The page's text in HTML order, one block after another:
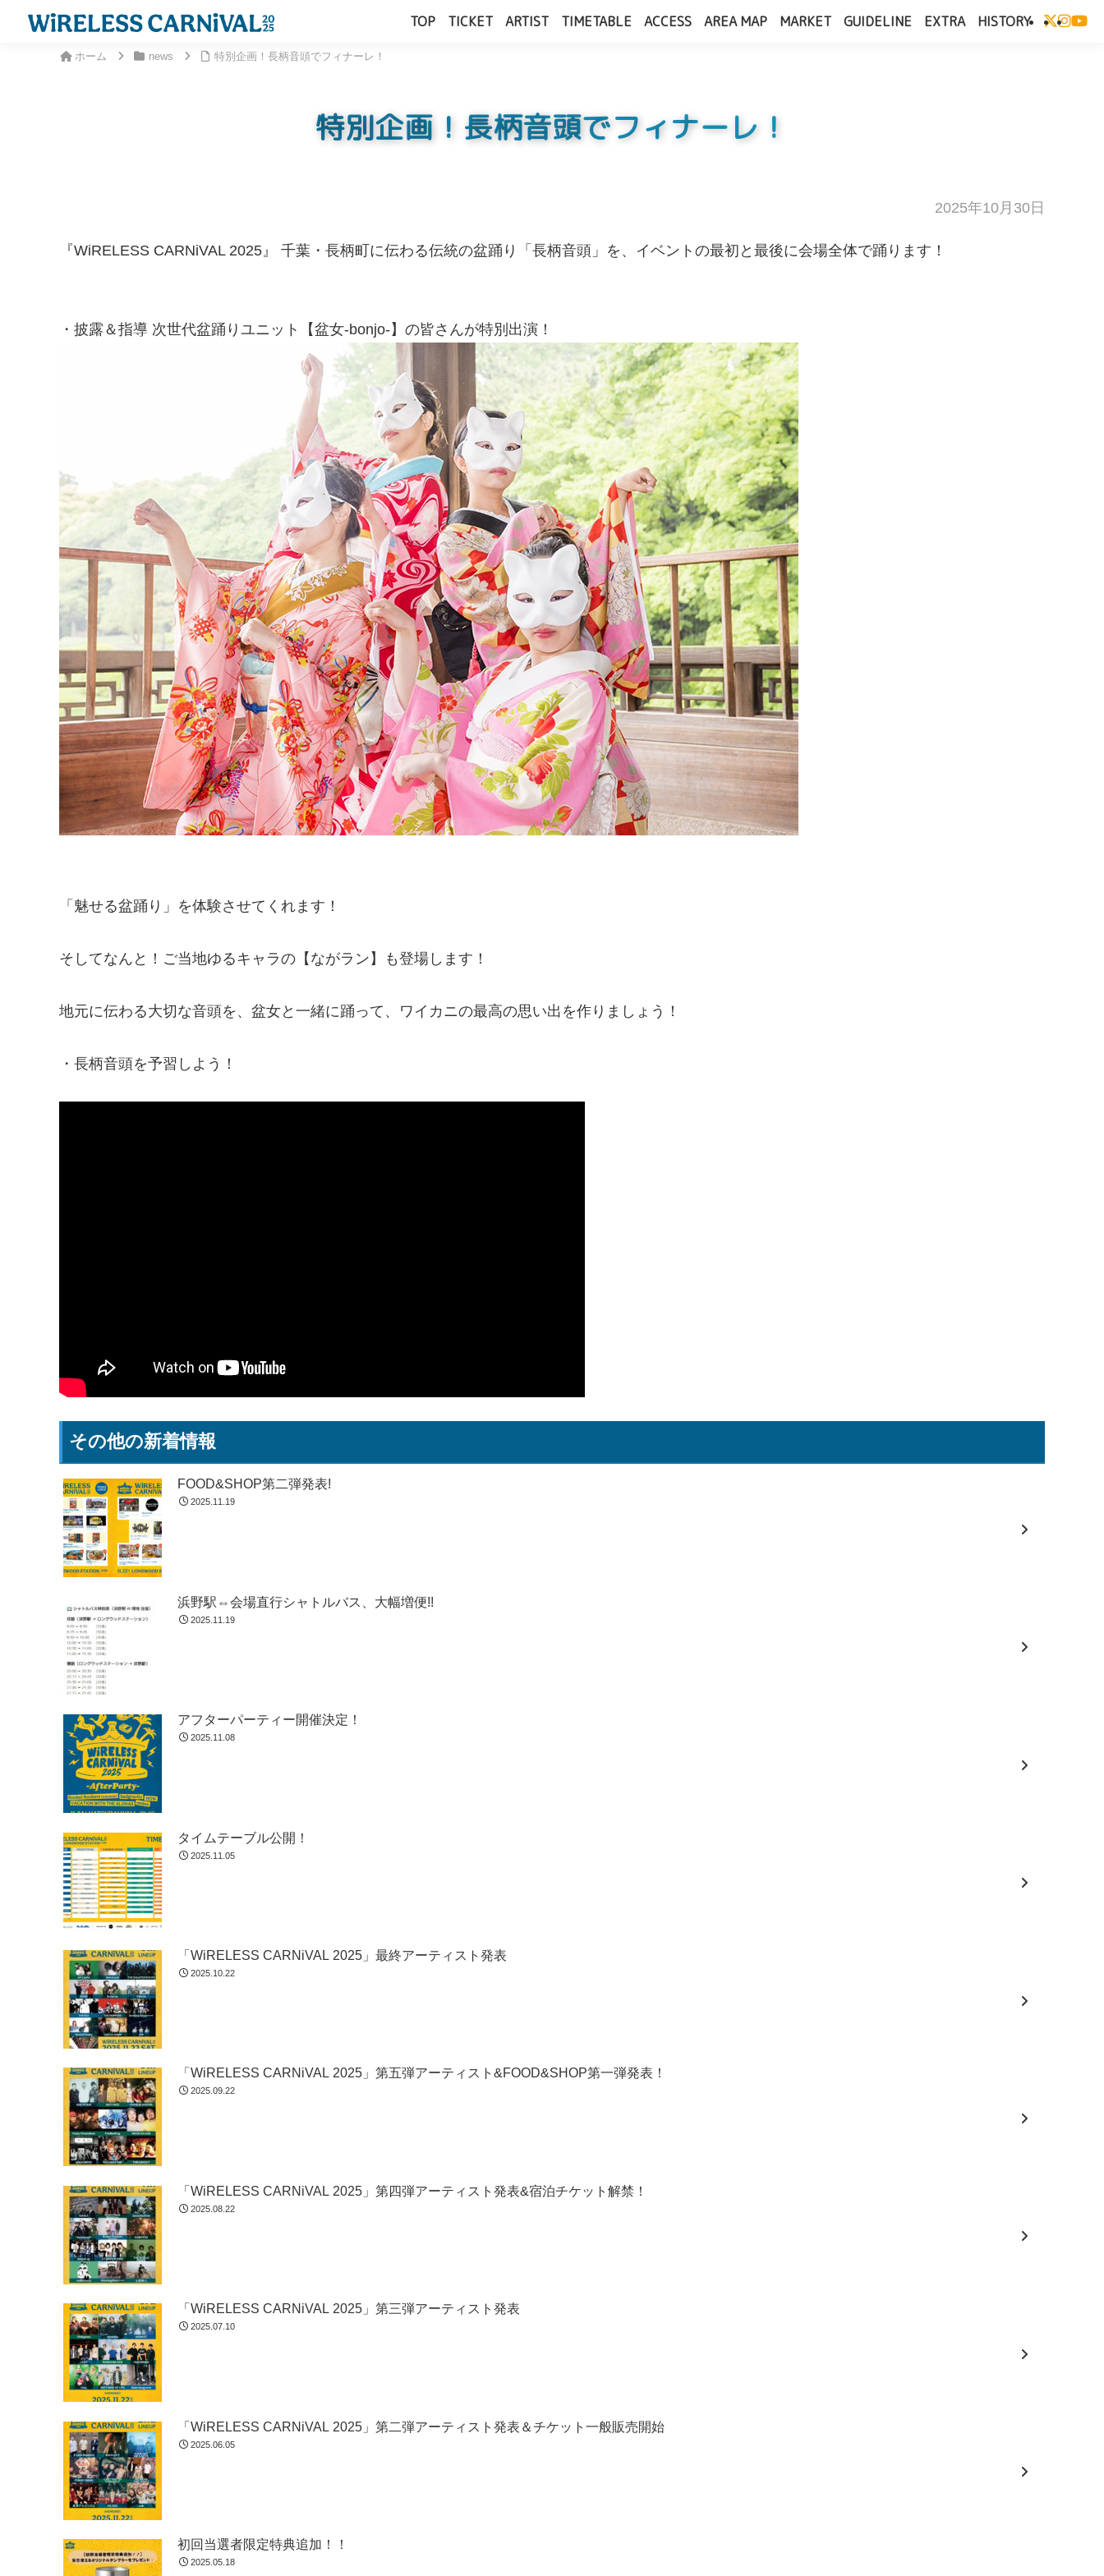
TOP TICKET ARTIST TIMETABLE ACCESS AREA MAP MARKET GUIDELINE EXTRA HISTORY
ホーム news 特別企画！長柄音頭でフィナーレ！
特別企画！長柄音頭でフィナーレ！
2025年10月30日
『WiRELESS CARNiVAL 2025』 千葉・長柄町に伝わる伝統の盆踊り「長柄音頭」を、イベントの最初と最後に会場全体で踊ります！
・披露＆指導 次世代盆踊りユニット【盆女-bonjo-】の皆さんが特別出演！
「魅せる盆踊り」を体験させてくれます！
そしてなんと！ご当地ゆるキャラの【ながラン】も登場します！
地元に伝わる大切な音頭を、盆女と一緒に踊って、ワイカニの最高の思い出を作りましょう！
・長柄音頭を予習しよう！
その他の新着情報
FOOD&SHOP第二弾発表!
2025.11.19
浜野駅⇔会場直行シャトルバス、大幅増便!!
2025.11.19
アフターパーティー開催決定！
2025.11.08
タイムテーブル公開！
2025.11.05
「WiRELESS CARNiVAL 2025」最終アーティスト発表
2025.10.22
「WiRELESS CARNiVAL 2025」第五弾アーティスト&FOOD&SHOP第一弾発表！
2025.09.22
「WiRELESS CARNiVAL 2025」第四弾アーティスト発表&宿泊チケット解禁！
2025.08.22
「WiRELESS CARNiVAL 2025」第三弾アーティスト発表
2025.07.10
「WiRELESS CARNiVAL 2025」第二弾アーティスト発表＆チケット一般販売開始
2025.06.05
初回当選者限定特典追加！！
2025.05.18